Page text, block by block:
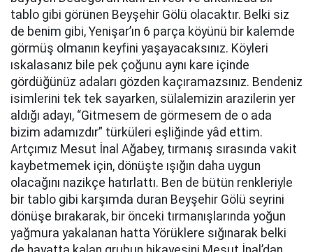
tablo gibi görünen Beyşehir Gölü olacaktır. Belki siz
de benim gibi, Yenişar’ın 6 parça köyünü bir kalemde
görmüş olmanın keyfini yaşayacaksınız. Köyleri
ıskalasanız bile pek çoğunu aynı kare içinde
gördüğünüz adaları gözden kaçıramazsınız. Bendeniz
isimlerini tek tek sayarken, sülalemizin arazilerin yer
aldığı adayı, “Gitmesem de görmesem de o ada
bizim adamızdır” türküleri eşliğinde yâd ettim.
Artçımız Mesut İnal Ağabey, tırmanış sırasında vakit
kaybetmemek için, dönüşte ışığın daha uygun
olacağını nazikçe hatırlattı. Ben de bütün renkleriyle
bir tablo gibi karşımda duran Beyşehir Gölü seyrini
dönüşe bırakarak, bir önceki tırmanışlarında yoğun
yağmura yakalanan hatta Yörüklere sığınarak belki